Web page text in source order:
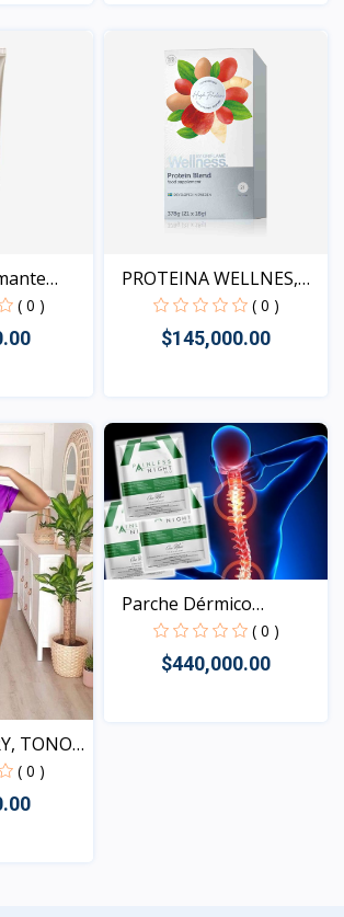
( 0 )
PROTEINA WELLNES,
CONTR...
( 0 )
$145,000.00
Vista
TONOS
( 0 )
Parche Dérmico
Natural,...
( 0 )
$440,000.00